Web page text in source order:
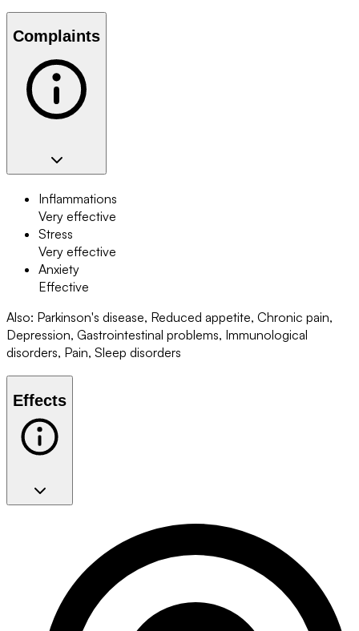
Complaints
Inflammations
Very effective
Stress
Very effective
Anxiety
Effective
Also: Parkinson's disease, Reduced appetite, Chronic pain,
Depression, Gastrointestinal problems, Immunological
disorders, Pain, Sleep disorders
Effects